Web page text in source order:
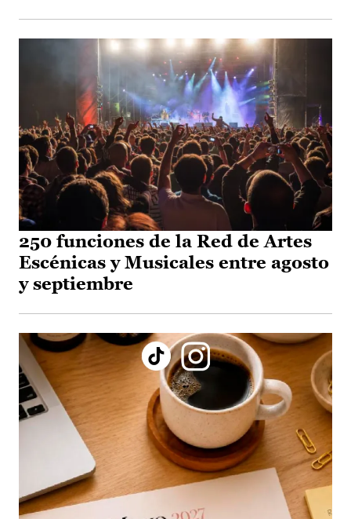
250 funciones de la Red de Artes
Escénicas y Musicales entre agosto
y septiembre